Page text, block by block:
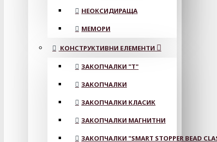
НЕОКСИДИРАЩА
МЕМОРИ
КОНСТРУКТИВНИ ЕЛЕМЕНТИ
ЗАКОПЧАЛКИ "Т"
ЗАКОПЧАЛКИ
ЗАКОПЧАЛКИ КЛАСИК
ЗАКОПЧАЛКИ МАГНИТНИ
ЗАКОПЧАЛКИ "SMART STOPPER BEAD